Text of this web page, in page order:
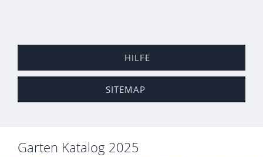
HILFE
SITEMAP
Garten Katalog 2025